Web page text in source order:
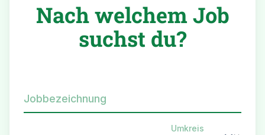
Nach welchem Job
suchst du?
Jobbezeichnung
Umkreis